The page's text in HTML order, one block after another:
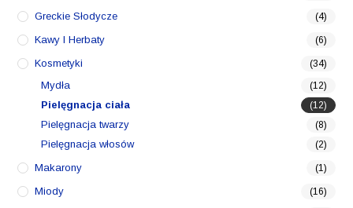
Greckie Słodycze (4)
Kawy I Herbaty (6)
Kosmetyki (34)
Mydła (12)
Pielęgnacja ciała (12)
Pielęgnacja twarzy (8)
Pielęgnacja włosów (2)
Makarony (1)
Miody (16)